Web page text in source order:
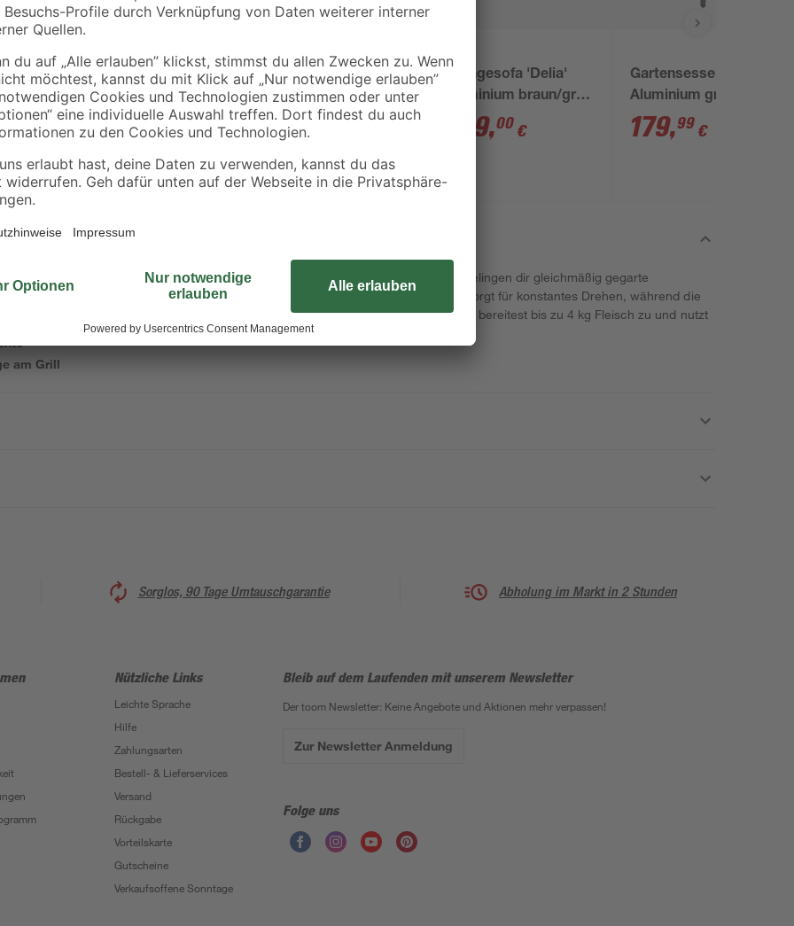
x
Regenablaufrohr für
Pavillon 'Mina'
schwarz 4 Stück
99,99€
Gartentisch 'Delia'
Aluminium/Polywood
94 x 74 x 210 cm
299,99
Loungesofa 'Delia'
Aluminium braun/grau
274 x 188 cm
699,00 €
Gartensessel 'Delia'
Aluminium grau 63 x
99 x 79 cm
179,99 €
am Grill
Mit diesem Drehspieß aus Edelstahl von tepro gelingen dir gleichmäßig gegarte
Grillgerichte. Die batteriebetriebene Rotisserie sorgt für konstantes Drehen, während die
Fleischklammern dein Grillgut sicher fixieren. Du bereitest bis zu 4 kg Fleisch zu und nutzt
das Set flexibel am Grill dank einfachem Aufbau.
Sorglos, 90 Tage Umtauschgarantie Abholung im Markt in 2 Stunden
Nützliche Links
Leichte Sprache
Hilfe
Zahlungsarten
Bestell- & Lieferservices
Versand
Rückgabe
Vorteilskarte
Gutscheine
Verkaufsoffene Sonntage
Bleib auf dem Laufenden mit unserem Newsletter
Der toom Newsletter: Keine Angebote und Aktionen mehr verpassen!
Zur Newsletter Anmeldung
Folge uns